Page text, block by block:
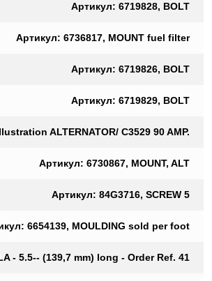
Артикул: 6719828, BOLT
Артикул: 6736817, MOUNT fuel filter
Артикул: 6719826, BOLT
Артикул: 6719829, BOLT
ALTERNATOR/ C3529 90 AMP.
Артикул: 6730867, MOUNT, ALT
Артикул: 84G3716, SCREW 5
6654139, MOULDING sold per foot
- 5.5-- (139,7 mm) long - Order Ref. 41